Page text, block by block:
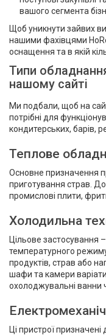
вашого сегмента
Щоб уникнути зайвих
нашими фахівцями
оснащення та в якій
Типи
нашому сайті
Ми подбали, щоб на
потрібні для
кондитерських, барів,
Теплове
Основне призначення
приготування страв. До
промислові плити,
Холодильна
Цільове застосування
температурного
продуктів, страв або
шафи та камери
охолоджувальні ванни
Ці пристрої